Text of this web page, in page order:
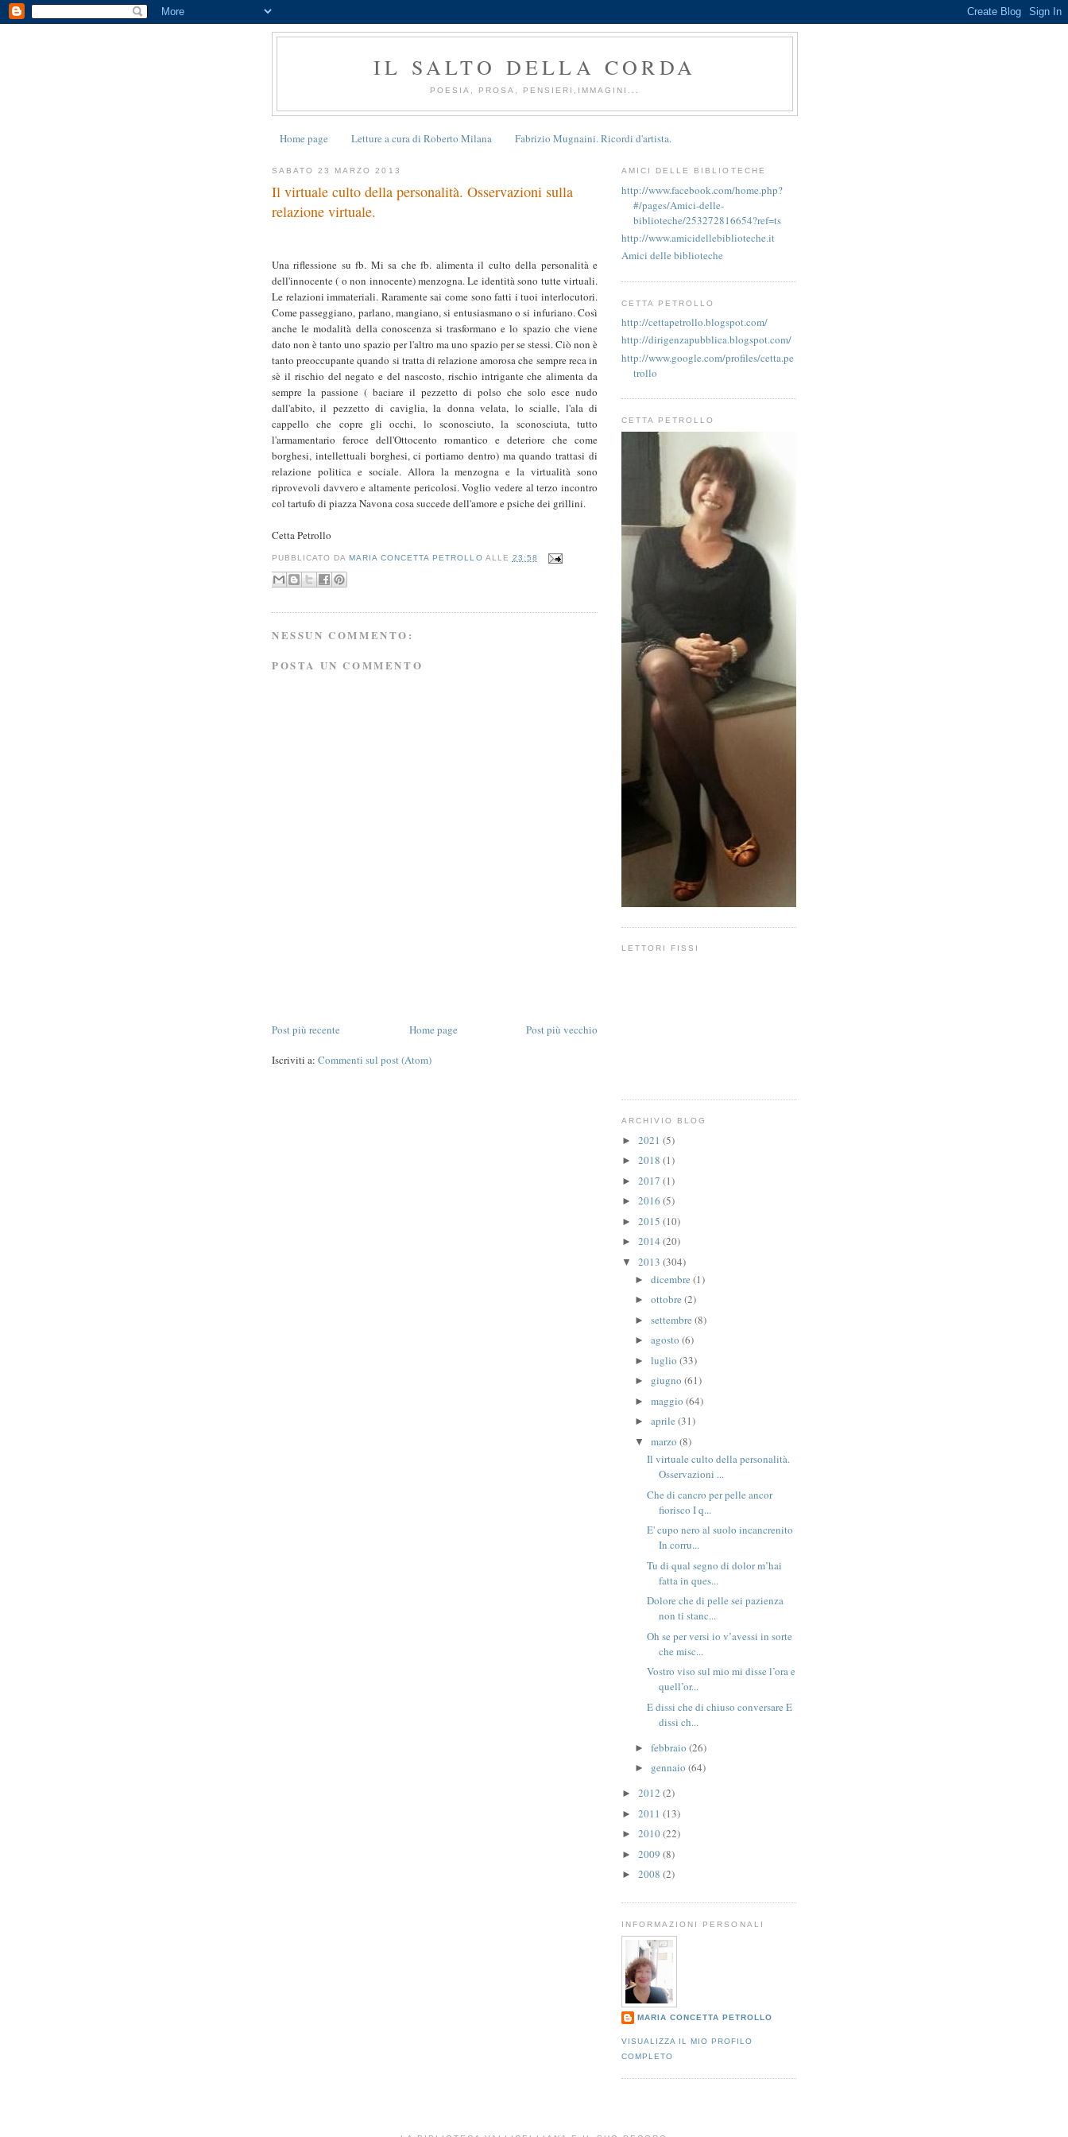
IL SALTO DELLA CORDA
POESIA, PROSA, PENSIERI,IMMAGINI...
Home page Letture a cura di Roberto Milana Fabrizio Mugnaini. Ricordi d'artista.
SABATO 23 MARZO 2013
Il virtuale culto della personalità. Osservazioni sulla
relazione virtuale.
Una riflessione su fb. Mi sa che fb. alimenta il culto della personalità e
dell'innocente ( o non innocente) menzogna. Le identità sono tutte virtuali.
Le relazioni immateriali. Raramente sai come sono fatti i tuoi interlocutori.
Come passeggiano, parlano, mangiano, si entusiasmano o si infuriano. Così
anche le modalità della conoscenza si trasformano e lo spazio che viene
dato non è tanto uno spazio per l'altro ma uno spazio per se stessi. Ciò non è
tanto preoccupante quando si tratta di relazione amorosa che sempre reca in
sè il rischio del negato e del nascosto, rischio intrigante che alimenta da
sempre la passione ( baciare il pezzetto di polso che solo esce nudo
dall'abito, il pezzetto di caviglia, la donna velata, lo scialle, l'ala di
cappello che copre gli occhi, lo sconosciuto, la sconosciuta, tutto
l'armamentario feroce dell'Ottocento romantico e deteriore che come
borghesi, intellettuali borghesi, ci portiamo dentro) ma quando trattasi di
relazione politica e sociale. Allora la menzogna e la virtualità sono
riprovevoli davvero e altamente pericolosi. Voglio vedere al terzo incontro
col tartufo di piazza Navona cosa succede dell'amore e psiche dei grillini.
Cetta Petrollo
PUBBLICATO DA MARIA CONCETTA PETROLLO ALLE 23:58
NESSUN COMMENTO:
POSTA UN COMMENTO
Post più recente Post più vecchio
Home page
Iscriviti a: Commenti sul post (Atom)
AMICI DELLE BIBLIOTECHE
http://www.facebook.com/home.php?
#/pages/Amici-delle-
biblioteche/253272816654?ref=ts
http://www.amicidellebiblioteche.it
Amici delle biblioteche
CETTA PETROLLO
http://cettapetrollo.blogspot.com/
http://dirigenzapubblica.blogspot.com/
http://www.google.com/profiles/cetta.pe
trollo
CETTA PETROLLO
LETTORI FISSI
ARCHIVIO BLOG
► 2021 (5)
► 2018 (1)
► 2017 (1)
► 2016 (5)
► 2015 (10)
► 2014 (20)
▼ 2013 (304)
► dicembre (1)
► ottobre (2)
► settembre (8)
► agosto (6)
► luglio (33)
► giugno (61)
► maggio (64)
► aprile (31)
▼ marzo (8)
Il virtuale culto della personalità.
Osservazioni ...
Che di cancro per pelle ancor
fiorisco I q...
E' cupo nero al suolo incancrenito
In corru...
Tu di qual segno di dolor m’hai
fatta in ques...
Dolore che di pelle sei pazienza
non ti stanc...
Oh se per versi io v’avessi in sorte
che misc...
Vostro viso sul mio mi disse l’ora e
quell’or...
E dissi che di chiuso conversare E
dissi ch...
► febbraio (26)
► gennaio (64)
► 2012 (2)
► 2011 (13)
► 2010(22)
► 2009 (8)
► 2008 (2)
INFORMAZIONI PERSONALI
MARIA CONCETTA PETROLLO
VISUALIZZA IL MIO PROFILO
COMPLETO